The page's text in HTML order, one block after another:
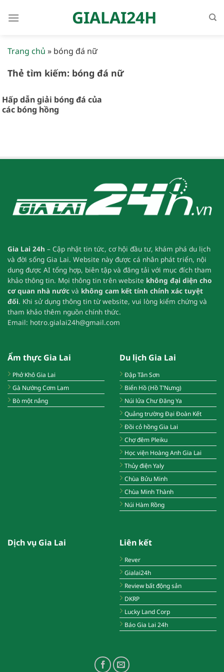
qua
GIALAI24H
Trang chủ » bóng đá nữ
Thẻ tìm kiếm: bóng đá nữ
Hấp dẫn giải bóng đá của
các bóng hồng
Gia Lai 24h – Cập nhật tin tức, cơ hội đầu tư, khám phá du lịch
và đời sống Gia Lai. Website này được cá nhân phát triển, nội
dung được AI tổng hợp, biên tập và đăng tải với mục đích tham
khảo thông tin. Mọi thông tin trên website không đại diện cho
cơ quan nhà nước và không cam kết tính chính xác tuyệt
đối. Khi sử dụng thông tin từ website, vui lòng kiểm chứng và
tham khảo thêm nguồn chính thức.
Email: hotro.gialai24h@gmail.com
Ẩm thực Gia Lai
Phở Khô Gia Lai
Gà Nướng Cơm Lam
Bò một nắng
Du lịch Gia Lai
Đập Tân Sơn
Biển Hồ (Hồ T’Nưng)
Núi lửa Chư Đăng Ya
Quảng trường Đại Đoàn Kết
Đồi cỏ hồng Gia Lai
Chợ đêm Pleiku
Học viện Hoàng Anh Gia Lai
Thủy điện Yaly
Chùa Bửu Minh
Chùa Minh Thành
Núi Hàm Rồng
Dịch vụ Gia Lai Liên kết
Rever
Gialai24h
Review bất động sản
DKRP
Lucky Land Corp
Báo Gia Lai 24h